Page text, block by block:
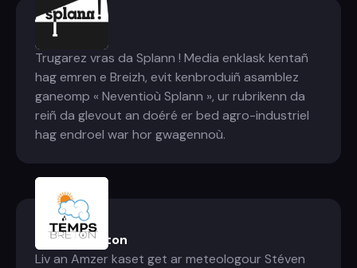
Splann !
Trugarez vras da Splann ! Media enklask kentañ
hag emren e Breizh, evit kenbroduiñ asamblez
ganeomp « Neventioù Splann », ur rubrikenn da
reiñ da glevout an doéré er bed agro-industriel
hag endroel war hor gwagennoù.
Temps breton
Liv an Amzer kaset get ar meteologour Stéven